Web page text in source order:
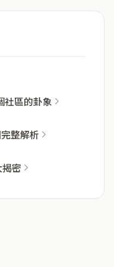
社區的卦象
整解析
密